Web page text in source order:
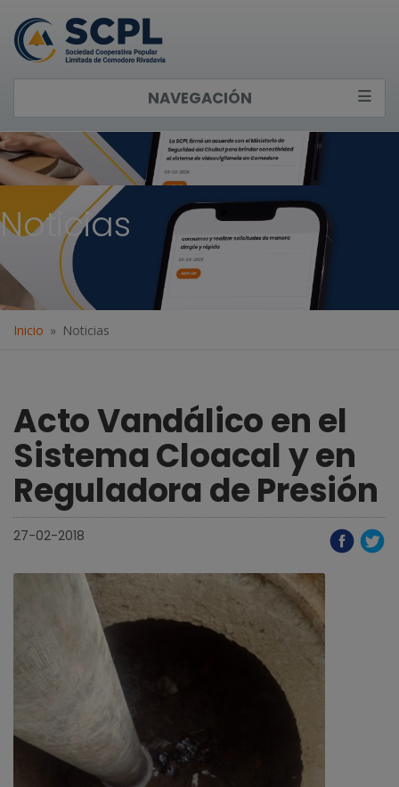
NAVEGACIÓN
Noticias
Inicio Noticias
Acto Vandálico en el
Sistema Cloacal y en
Reguladora de Presión
27-02-2018